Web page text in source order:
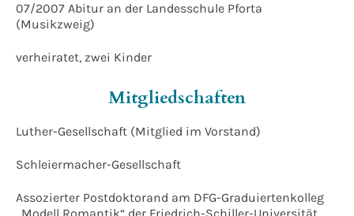
07/2007 Abitur an der Landesschule Pforta
(Musikzweig)
verheiratet, zwei Kinder
Mitgliedschaften
Luther-Gesellschaft (Mitglied im Vorstand)
Schleiermacher-Gesellschaft
Assozierter Postdoktorand am DFG-Graduiertenkolleg